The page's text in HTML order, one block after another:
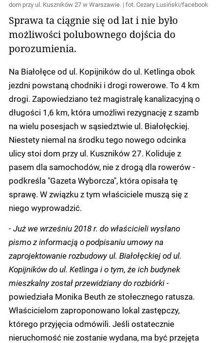
dom przy ul. Kuszników 27 w Warszawie. | fot. Cezary Lusiński/facebook
Sprawa ta ciągnie się od lat i nie było
możliwości polubownego dojścia do
porozumienia.
Na Białołęce od ul. Kopijników do ul. Ketlinga obok
jezdni powstaną chodniki i drogi rowerowe. To 4 km
drogi. Zapowiedziano też magistralę kanalizacyjną o
długości 1,6 km, która umożliwi rezygnację z szamb
na wielu posesjach w sąsiedztwie ul. Białołęckiej.
Niestety niemal na środku tego nowego odcinka
ulicy stoi dom przy ul. Kuszników 27. Koliduje z
pasem dla samochodów, nie z drogą dla rowerów -
podkreśla "Gazeta Wyborcza", która opisała tę
sprawę. W związku z tym właściciele muszą się z
niego wyprowadzić.
-Już we wrześniu 2018 r. do właścicieli wysłano
pismo z informacją o podpisaniu umowy na
zaprojektowanie rozbudowy ul. Białołęckiej od ul.
Kopijników do ul. Ketlinga i o tym, że ich budynek
mieszkalny został przewidziany do rozbiórki-
powiedziała Monika Beuth ze stołecznego ratusza.
Właścicielom zaproponowano lokal zastępczy,
którego przyjęcia odmówili. Jeśli ostatecznie
nieruchomość nie zostanie wydana, ma być przejęta